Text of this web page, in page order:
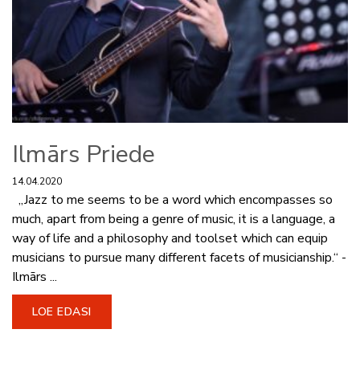
Ilmārs Priede
14.04.2020
„Jazz to me seems to be a word which encompasses so
much, apart from being a genre of music, it is a language, a
way of life and a philosophy and toolset which can equip
musicians to pursue many different facets of musicianship.“ -
Ilmārs ...
LOE EDASI